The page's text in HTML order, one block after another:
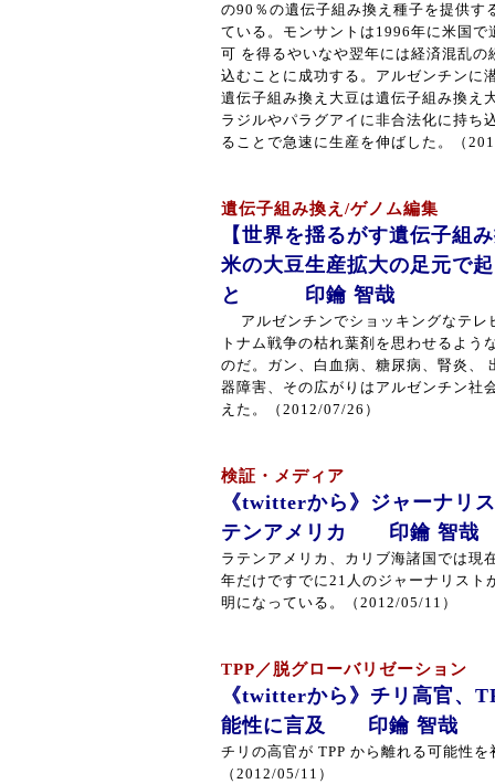
の90％の遺伝子組み換え種子を提供す
ている。モンサントは1996年に米国で
可 を得るやいなや翌年には経済混乱
込むことに成功する。アルゼンチンに
遺伝子組み換え大豆は遺伝子組み換え
ラジルやパラグアイに非合法化に持ち
ることで急速に生産を伸ばした。（
遺伝子組み換え/ゲノム編集
【世界を揺るがす遺伝子組
米の大豆生産拡大の足元で
と 印鑰 智哉
アルゼンチンでショッキングなテレ
トナム戦争の枯れ葉剤を思わせるよう
のだ。ガン、白血病、糖尿病、腎炎、
器障害、その広がりはアルゼンチン社
えた。（2012/07/26）
検証・メディア
《twitterから》ジャーナリ
テンアメリカ 印鑰 智哉
ラテンアメリカ、カリブ海諸国では現
年だけですでに21人のジャーナリスト
明になっている。（2012/05/11）
TPP／脱グローバリゼーション
《twitterから》チリ高官、
能性に言及 印鑰 智哉
チリの高官が TPP から離れる可能性を
（2012/05/11）